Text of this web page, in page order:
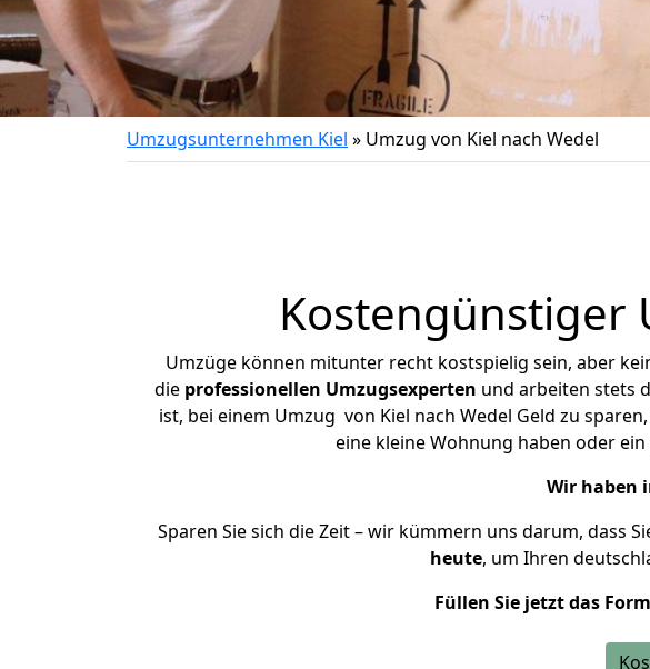
Umzugsunternehmen Kiel » Umzug von Kiel nach Wedel
Kostengünstiger
Umzüge können mitunter recht kostspielig sein, aber
die professionellen Umzugsexperten und arbeiten stets
ist, bei einem Umzug von Kiel nach Wedel Geld zu
eine kleine Wohnung haben oder
Wir haben
Sparen Sie sich die Zeit – wir kümmern uns darum, dass
heute, um Ihren
Füllen Sie jetzt das